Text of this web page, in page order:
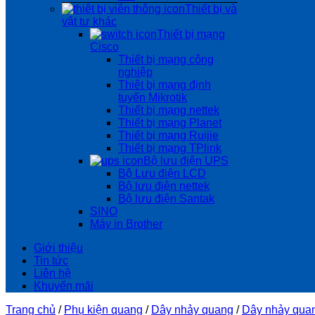
Thiết bị và
vật tư khác
Thiết bị mạng
Cisco
Thiết bị mạng công
nghiệp
Thiêt bị mạng định
tuyến Mikrotik
Thiết bị mạng nettek
Thiết bị mạng Planet
Thiết bị mạng Ruijie
Thiết bị mạng TPlink
Bộ lưu điện UPS
Bộ Lưu điện LCD
Bộ lưu điện nettek
Bộ lưu điện Santak
SINO
Máy in Brother
Giới thiệu
Tin tức
Liên hệ
Khuyến mãi
Trang chủ / Phụ kiện quang / Dây nhảy quang / Dây nhảy